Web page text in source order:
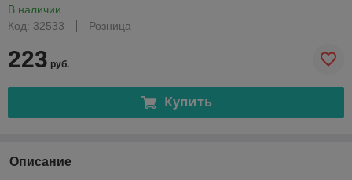
В наличии
Код: 32533
Розница
223 руб.
Купить
Описание